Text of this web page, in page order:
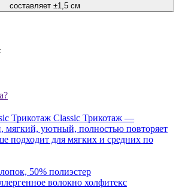
составляет ±1,5 см
Трикотаж Classic Трикотаж —
мягкий, уютный, полностью повторяет
подходит для мягких и средних по
50% полиэстер
волокно холфитекс